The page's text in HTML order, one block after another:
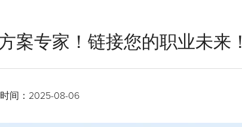
案专家！链接您的职业未来！
间： 2025-08-06